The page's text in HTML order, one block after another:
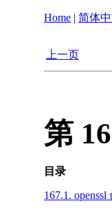
Home | 简体
上一页
第
目录
167.1.